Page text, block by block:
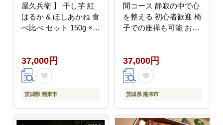
屋久兵衛 】 干し芋 紅
はるか & ほしあかね 食
べ比べ セット 150g ×
にはるか 干し芋 干芋
野菜 やさい デザート
スイーツ おやつ
37,000円
茨城県 潮来市
間コース 静寂の中で心
を整える 初心者歓迎 椅
子での座禅も可能 お抹
自然豊かな潮来座禅道
場 茨城県 潮来市 (A65-
001)
37,000円
茨城県 潮来市